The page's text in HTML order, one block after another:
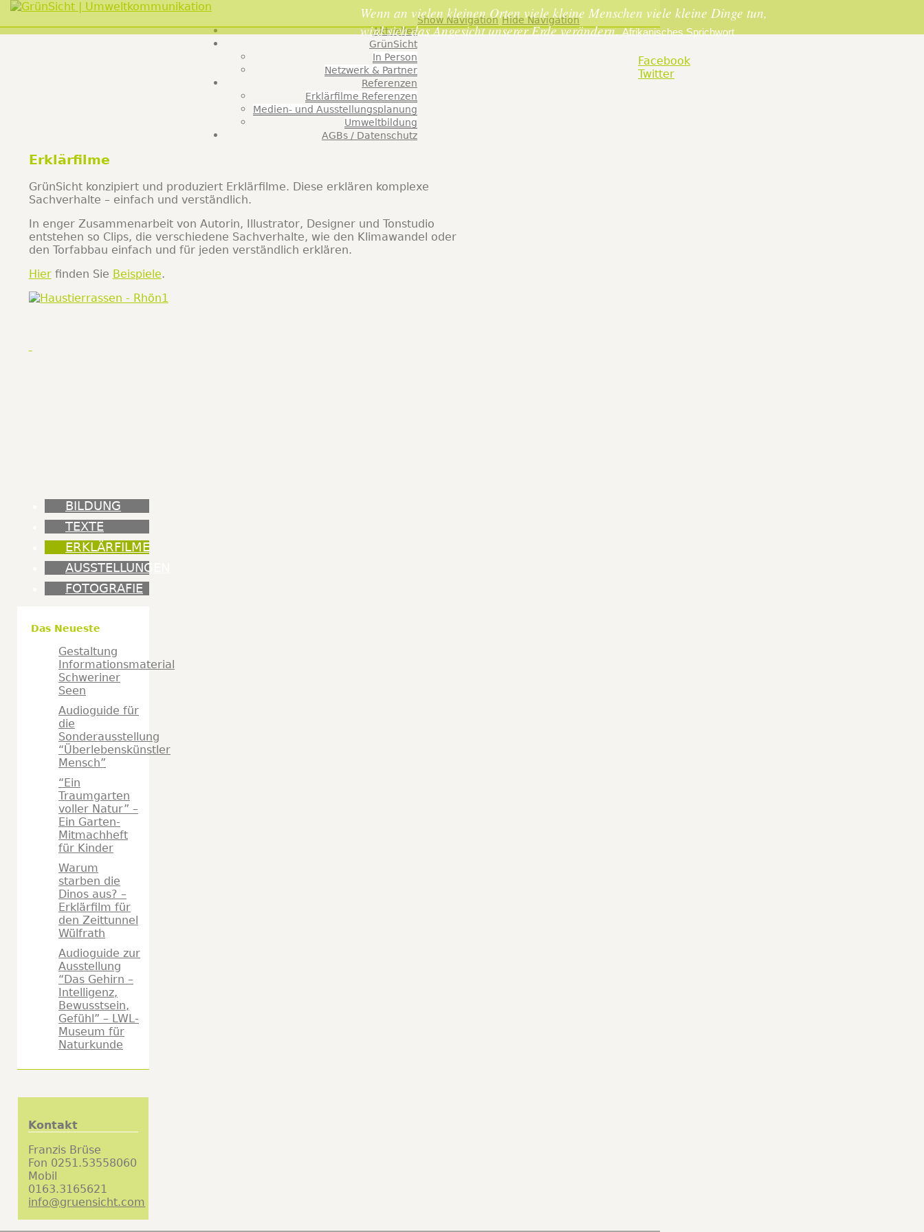
Wenn an vielen kleinen Orten viele kleine Menschen viele kleine Dinge tun,
wird sich das Angesicht unserer Erde verändern.Afrikanisches Sprichwort
GrünSicht | Umweltkommunikation
Facebook
Twitter
Show Navigation Hide Navigation
Aktuelles
GrünSicht
In Person
Netzwerk & Partner
Referenzen
Erklärfilme Referenzen
Medien- und Ausstellungsplanung
Umweltbildung
AGBs / Datenschutz
Erklärfilme
GrünSicht konzipiert und produziert Erklärfilme. Diese erklären komplexe
Sachverhalte – einfach und verständlich.
In enger Zusammenarbeit von Autorin, Illustrator, Designer und Tonstudio
entstehen so Clips, die verschiedene Sachverhalte, wie den Klimawandel oder
den Torfabbau einfach und für jeden verständlich erklären.
Hierfinden Sie Beispiele.
BILDUNG
TEXTE
ERKLÄRFILME
AUSSTELLUNGEN
FOTOGRAFIE
Das Neueste
Gestaltung
Informationsmaterial
Schweriner
Seen
Audioguide für
die
Sonderausstellung
“Überlebenskünstler
Mensch”
“Ein
Traumgarten
voller Natur” –
Ein Garten-
Mitmachheft
für Kinder
Warum
starben die
Dinos aus? –
Erklärfilm für
den Zeittunnel
Wülfrath
Audioguide zur
Ausstellung
“Das Gehirn –
Intelligenz,
Bewusstsein,
Gefühl” – LWL-
Museum für
Naturkunde
Kontakt
Franzis Brüse
Fon 0251.53558060
Mobil
0163.3165621
info@gruensicht.com